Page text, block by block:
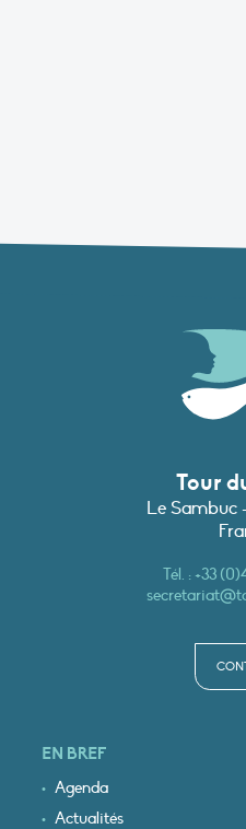
Tour
Le Sambuc
Tél. : +33
EN BREF
Agenda
Actualités